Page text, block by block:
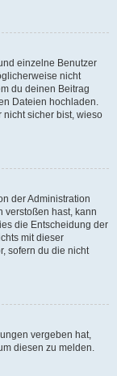
einzelne Benutzer
nicht
du deinen Beitrag
Dateien hochladen.
nicht sicher bist, wieso
der Administration
verstoßen hast, kann
die Entscheidung der
mit dieser
sofern du die nicht
vergeben hat,
diesen zu melden.